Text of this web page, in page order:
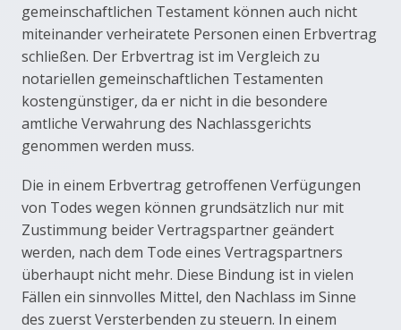
gemeinschaftlichen Testament können auch nicht
miteinander verheiratete Personen einen Erbvertrag
schließen. Der Erbvertrag ist im Vergleich zu
notariellen gemeinschaftlichen Testamenten
kostengünstiger, da er nicht in die besondere
amtliche Verwahrung des Nachlassgerichts
genommen werden muss.
Die in einem Erbvertrag getroffenen Verfügungen
von Todes wegen können grundsätzlich nur mit
Zustimmung beider Vertragspartner geändert
werden, nach dem Tode eines Vertragspartners
überhaupt nicht mehr. Diese Bindung ist in vielen
Fällen ein sinnvolles Mittel, den Nachlass im Sinne
des zuerst Versterbenden zu steuern. In einem